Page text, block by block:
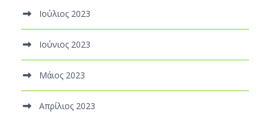
Ιούλιος 2023
Ιούνιος 2023
Μάιος 2023
Απρίλιος 2023